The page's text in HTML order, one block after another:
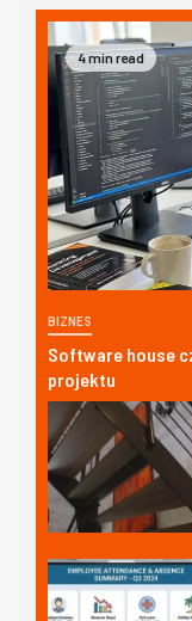
4 min read
BIZNES
Software house
projektu